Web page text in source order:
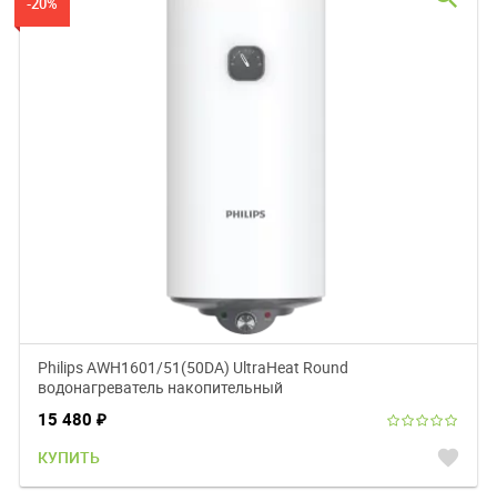
Philips AWH1601/51(50DA) UltraHeat Round
водонагреватель накопительный
15 480 ₽
КУПИТЬ favorite